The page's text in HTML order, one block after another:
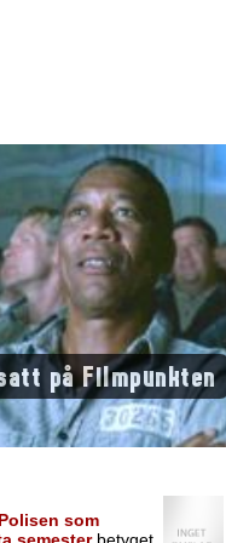
på Filmpunkten
Polisen som
semester betyget